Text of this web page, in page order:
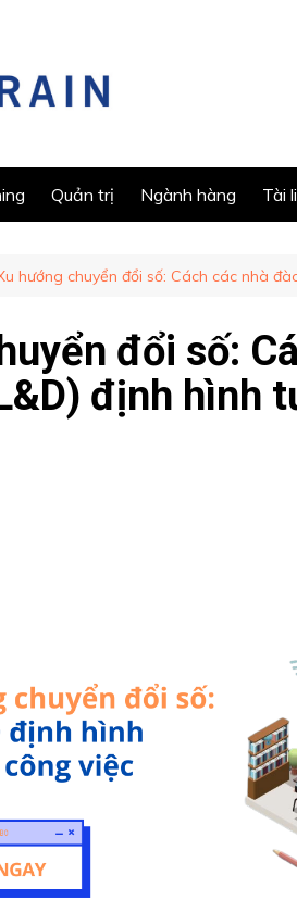
Quản trị Ngành hàng Tài
hướng chuyển đổi số: Cách các nhà
đổi số:
định hình